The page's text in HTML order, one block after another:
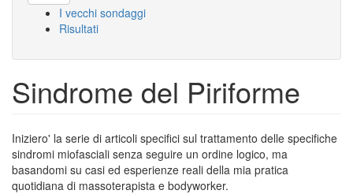
I vecchi sondaggi
Risultati
Sindrome del Piriforme
Iniziero' la serie di articoli specifici sul trattamento delle specifiche
sindromi miofasciali senza seguire un ordine logico, ma
basandomi su casi ed esperienze reali della mia pratica
quotidiana di massoterapista e bodyworker.